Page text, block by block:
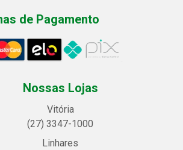
de Pagamento
Nossas Lojas
Vitória
(27) 3347-1000
Linhares